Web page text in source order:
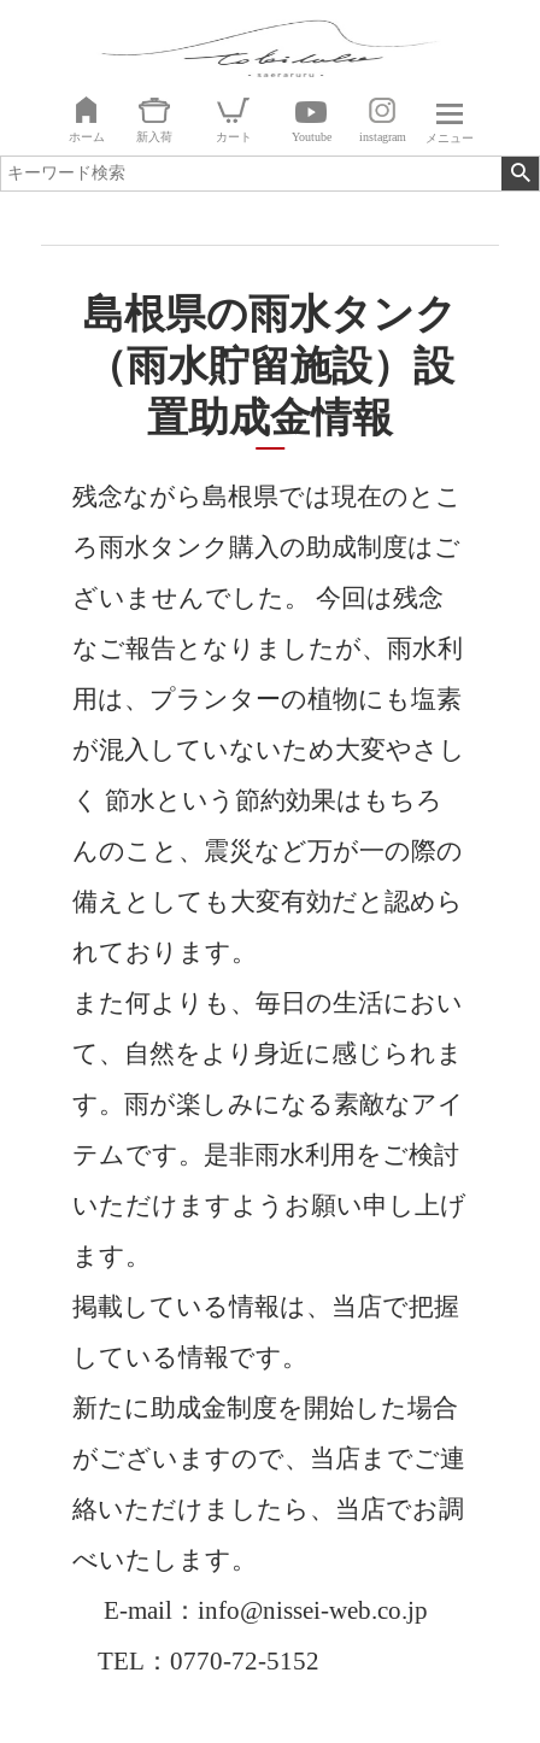
ホーム 新入荷 カート Youtube instagram メニュー
島根県の雨水タンク
（雨水貯留施設）設
置助成金情報
残念ながら島根県では現在のとこ
ろ雨水タンク購入の助成制度はご
ざいませんでした。 今回は残念
なご報告となりましたが、雨水利
用は、プランターの植物にも塩素
が混入していないため大変やさし
く 節水という節約効果はもちろ
んのこと、震災など万が一の際の
備えとしても大変有効だと認めら
れております。
また何よりも、毎日の生活におい
て、自然をより身近に感じられま
す。雨が楽しみになる素敵なアイ
テムです。是非雨水利用をご検討
いただけますようお願い申し上げ
ます。
掲載している情報は、当店で把握
している情報です。
新たに助成金制度を開始した場合
がございますので、当店までご連
絡いただけましたら、当店でお調
べいたします。
E-mail：info@nissei-web.co.jp
TEL：0770-72-5152